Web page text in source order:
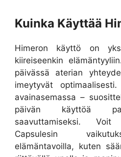
Kuinka Käyttää
Himeron käyttö on
kiireiseenkin
päivässä aterian
imeytyvät
avainasemassa –
päivän käyttöä
saavuttamiseksi.
Capsulesin
elämäntavoilla, kuten